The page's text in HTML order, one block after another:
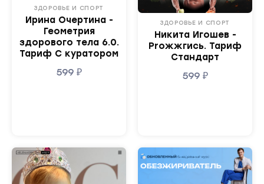
ЗДОРОВЬЕ И СПОРТ
Ирина Очертина -
Геометрия
здорового тела 6.0.
Тариф С куратором
599 ₽
ЗДОРОВЬЕ И СПОРТ
Никита Игошев -
Proжжгись. Тариф
Стандарт
599 ₽